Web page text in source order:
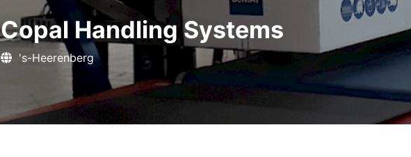
Copal Handling Systems
's-Heerenberg